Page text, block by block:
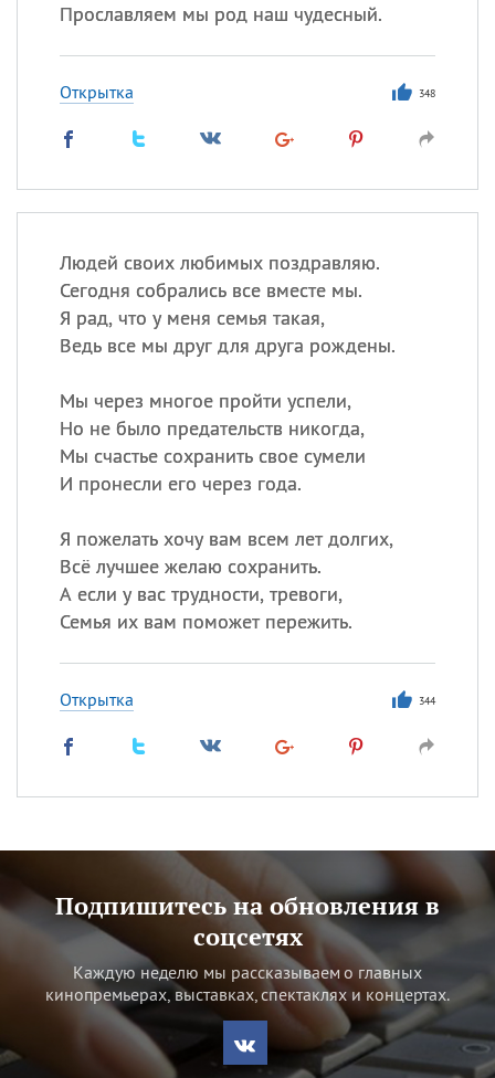
Прославляем мы род наш чудесный.
Открытка 348
Людей своих любимых поздравляю.
Сегодня собрались все вместе мы.
Я рад, что у меня семья такая,
Ведь все мы друг для друга рождены.
Мы через многое пройти успели,
Но не было предательств никогда,
Мы счастье сохранить свое сумели
И пронесли его через года.
Я пожелать хочу вам всем лет долгих,
Всё лучшее желаю сохранить.
А если у вас трудности, тревоги,
Семья их вам поможет пережить.
Открытка 344
Подпишитесь на обновления в
соцсетях
Каждую неделю мы рассказываем о главных
кинопремьерах, выставках, спектаклях и концертах.